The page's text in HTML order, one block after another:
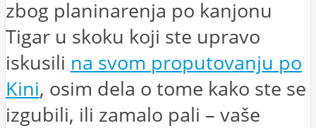
zbog planinarenja po kanjonu
Tigar u skoku koji ste upravo
iskusili na svom proputovanju po
Kini, osim dela o tome kako ste se
izgubili, ili zamalo pali – vaše